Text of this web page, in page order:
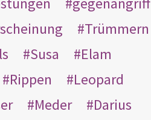
Trümmern
Susa
Elam
Rippen
Leopard
Meder
Darius